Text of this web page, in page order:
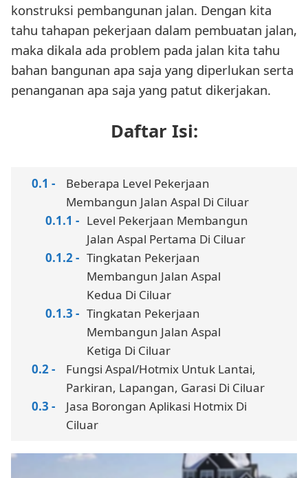
konstruksi pembangunan jalan. Dengan kita
tahu tahapan pekerjaan dalam pembuatan jalan,
maka dikala ada problem pada jalan kita tahu
bahan bangunan apa saja yang diperlukan serta
penanganan apa saja yang patut dikerjakan.
Daftar Isi:
Beberapa Level Pekerjaan
Membangun Jalan Aspal Di Ciluar
Level Pekerjaan Membangun
Jalan Aspal Pertama Di Ciluar
Tingkatan Pekerjaan
Membangun Jalan Aspal
Kedua Di Ciluar
Tingkatan Pekerjaan
Membangun Jalan Aspal
Ketiga Di Ciluar
Fungsi Aspal/Hotmix Untuk Lantai,
Parkiran, Lapangan, Garasi Di Ciluar
Jasa Borongan Aplikasi Hotmix Di
Ciluar